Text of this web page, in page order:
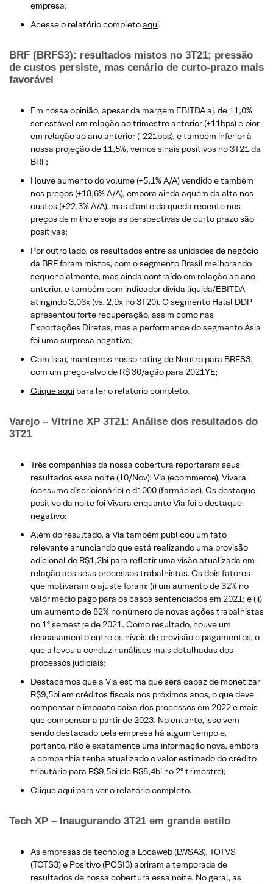
empresa;
Acesse o relatório completoaqui.
BRF (BRFS3): resultados mistos no 3T21; pressão
de custos persiste, mas cenário de curto-prazo mais
favorável
Em nossa opinião, apesar da margem EBITDA aj. de 11,0%
ser estável em relação ao trimestre anterior (+11bps) e pior
em relação ao ano anterior (-221bps), e também inferior à
nossa projeção de 11,5%, vemos sinais positivos no 3T21 da
BRF;
Houve aumento do volume (+5,1% A/A) vendido e também
nos preços (+18,6% A/A), embora ainda aquém da alta nos
custos (+22,3% A/A), mas diante da queda recente nos
preços de milho e soja as perspectivas de curto prazo são
positivas;
Por outro lado, os resultados entre as unidades de negócio
da BRF foram mistos, com o segmento Brasil melhorando
sequencialmente, mas ainda contraído em relação ao ano
anterior, e também com indicador dívida líquida/EBITDA
atingindo 3,06x (vs. 2,9x no 3T20). O segmento Halal DDP
apresentou forte recuperação, assim como nas
Exportações Diretas, mas a performance do segmento Ásia
foi uma surpresa negativa;
Com isso, mantemos nosso rating de Neutro para BRFS3,
com um preço-alvo de R$ 30/ação para 2021YE;
Clique aqui para ler o relatório completo.
Varejo – Vitrine XP 3T21: Análise dos resultados do
3T21
Três companhias da nossa cobertura reportaram seus
resultados essa noite (10/Nov): Via (ecommerce), Vivara
(consumo discricionário) e d1000 (farmácias). Os destaque
positivo da noite foi Vivara enquanto Via foi o destaque
negativo;
Além do resultado, a Via também publicou um fato
relevante anunciando que está realizando uma provisão
adicional de R$1,2bi para refletir uma visão atualizada em
relação aos seus processos trabalhistas. Os dois fatores
que motivaram o ajuste foram: (i) um aumento de 32% no
valor médio pago para os casos sentenciados em 2021; e (ii)
um aumento de 82% no número de novas ações trabalhistas
no 1º semestre de 2021. Como resultado, houve um
descasamento entre os níveis de provisão e pagamentos, o
que a levou a conduzir análises mais detalhadas dos
processos judiciais;
Destacamos que a Via estima que será capaz de monetizar
R$9,5bi em créditos fiscais nos próximos anos, o que deve
compensar o impacto caixa dos processos em 2022 e mais
que compensar a partir de 2023. No entanto, isso vem
sendo destacado pela empresa há algum tempo e,
portanto, não é exatamente uma informação nova, embora
a companhia tenha atualizado o valor estimado do crédito
tributário para R$9,5bi (de R$8,4bi no 2º trimestre);
Cliqueaqui para ver o relatório completo.
Tech XP – Inaugurando 3T21 em grande estilo
As empresas de tecnologia Locaweb (LWSA3), TOTVS
(TOTS3) e Positivo (POSI3) abriram a temporada de
resultados de nossa cobertura essa noite. No geral, as